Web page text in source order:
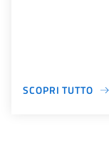
SCOPRI TUTTO